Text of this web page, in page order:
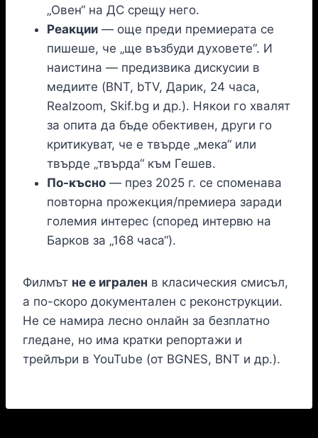
„Овен“ на ДС срещу него.
Реакции — още преди премиерата се
пишеше, че „ще възбуди духовете“. И
наистина — предизвика дискусии в
медиите (BNT, bTV, Дарик, 24 часа,
Realzoom, Skif.bg и др.). Някои го хвалят
за опита да бъде обективен, други го
критикуват, че е твърде „мека“ или
твърде „твърда“ към Гешев.
По-късно — през 2025 г. се споменава
повторна прожекция/премиера заради
големия интерес (според интервю на
Барков за „168 часа“).
Филмът не е игрален в класическия смисъл,
а по-скоро документален с реконструкции.
Не се намира лесно онлайн за безплатно
гледане, но има кратки репортажи и
трейлъри в YouTube (от BGNES, BNT и др.).